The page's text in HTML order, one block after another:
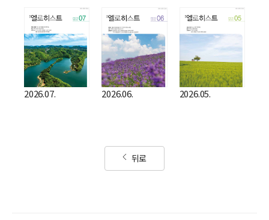
2026.07. 2026.06. 2026.05.
뒤로